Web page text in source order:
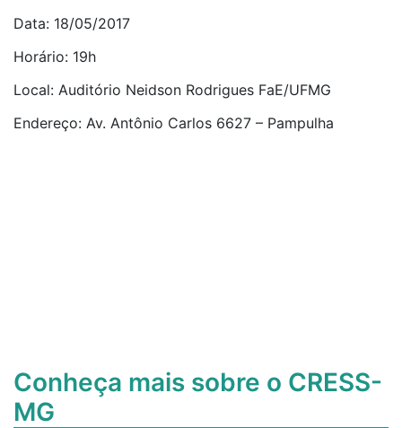
Data: 18/05/2017
Horário: 19h
Local: Auditório Neidson Rodrigues FaE/UFMG
Endereço: Av. Antônio Carlos 6627 – Pampulha
Conheça mais sobre o CRESS-
MG